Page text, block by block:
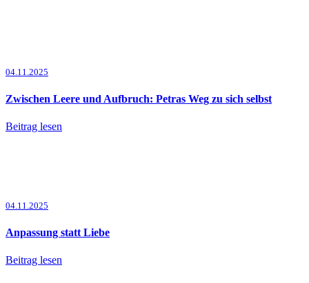
04.11.2025
Zwischen Leere und Aufbruch: Petras Weg zu sich selbst
Beitrag lesen
04.11.2025
Anpassung statt Liebe
Beitrag lesen